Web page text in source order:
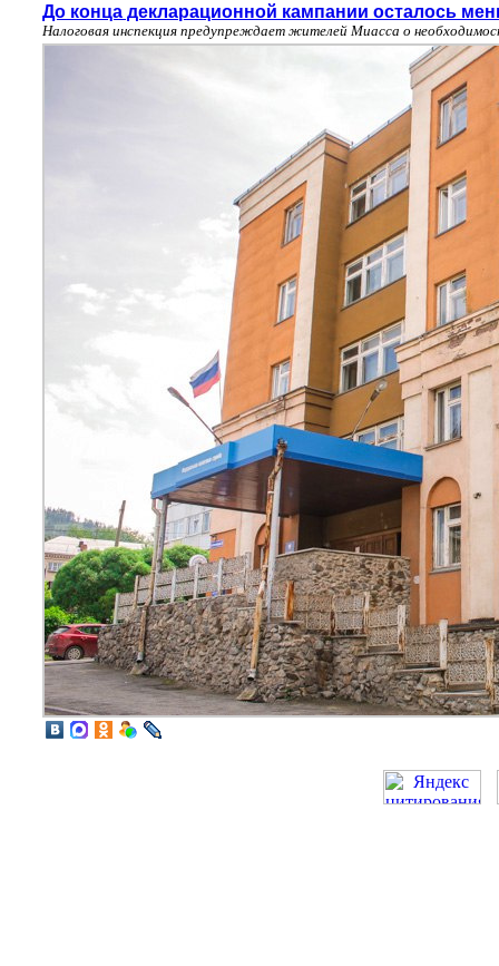
До конца декларационной кампании осталось
Налоговая инспекция предупреждает жителей Миасса о